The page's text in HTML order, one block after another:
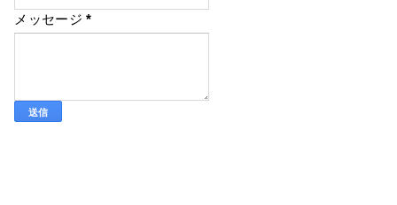
メッセージ*